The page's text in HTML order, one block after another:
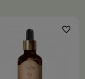
favorite_border